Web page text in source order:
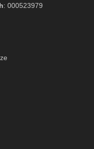
: 000523979